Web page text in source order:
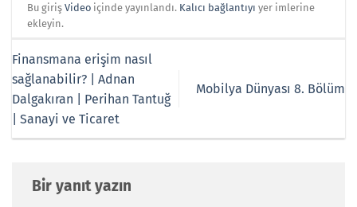
Bu girişVideo içinde yayınlandı. Kalıcı bağlantıyı yer imlerine
ekleyin.
Finansmana erişim nasıl
sağlanabilir? | Adnan
Dalgakıran | Perihan Tantuğ
| Sanayi ve Ticaret
Mobilya Dünyası 8. Bölüm
Bir yanıt yazın